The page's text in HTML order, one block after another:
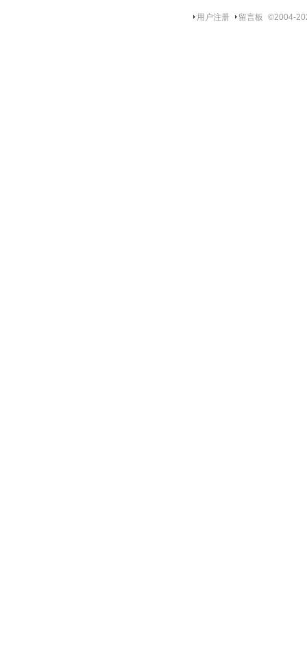
用户注册 留言板 ©2004-